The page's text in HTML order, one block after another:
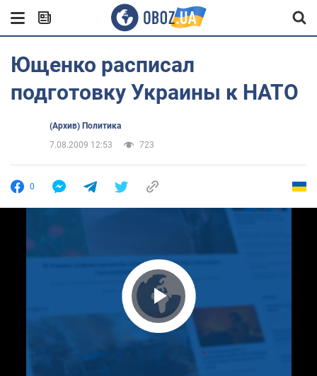
Ющенко расписал
подготовку Украины к НАТО
(Архив) Политика
7.08.2009 12:53
723
0
Play Video